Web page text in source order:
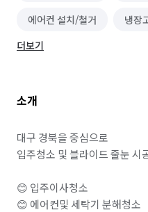
에어컨 설치/철거 냉장
폐기물 처리
더보기
소개
대구 경북을 중심으로
입주청소 및 블라이드 줄눈 시
😊 입주이사청소
😊 에어컨및 세탁기 분해청소